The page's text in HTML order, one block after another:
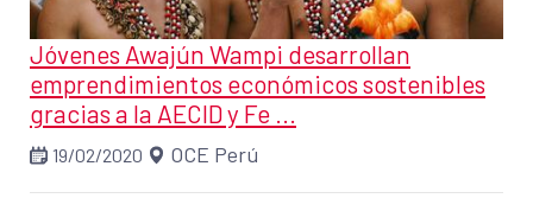
Jóvenes Awajún Wampi desarrollan
emprendimientos económicos sostenibles
gracias a la AECID y Fe ...
19/02/2020 OCE Perú